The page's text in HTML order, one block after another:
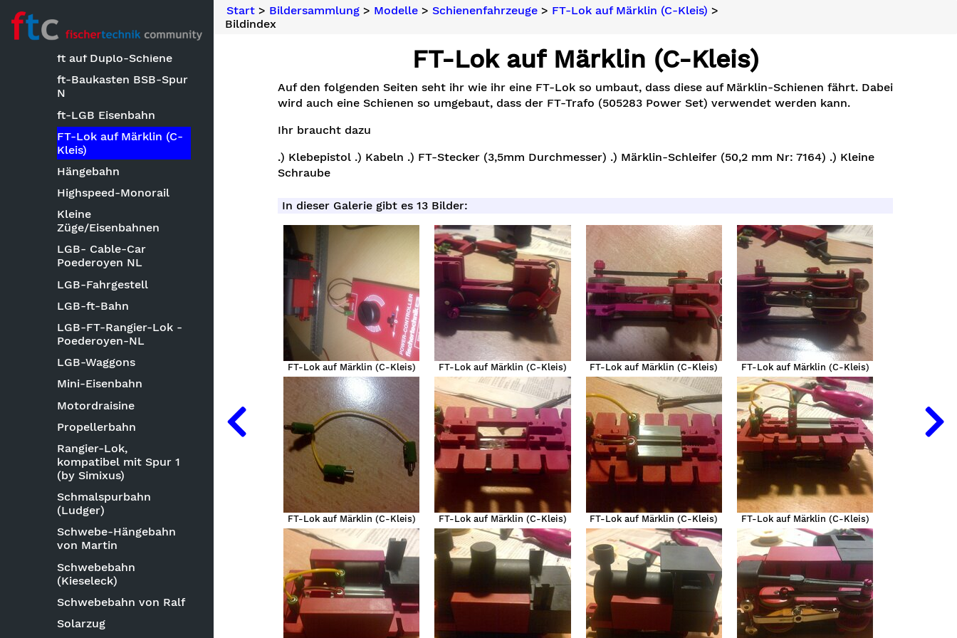
fischertechnik-
Eisenbahn
ft auf Duplo-Schiene
ft-Baukasten BSB-Spur
N
ft-LGB Eisenbahn
FT-Lok auf Märklin (C-
Kleis)
Hängebahn
Highspeed-Monorail
Kleine
Züge/Eisenbahnen
LGB- Cable-Car
Poederoyen NL
LGB-Fahrgestell
LGB-ft-Bahn
LGB-FT-Rangier-Lok -
Poederoyen-NL
LGB-Waggons
Mini-Eisenbahn
Motordraisine
Propellerbahn
Rangier-Lok,
kompatibel mit Spur 1
(by Simixus)
Schmalspurbahn
(Ludger)
Schwebe-Hängebahn
von Martin
Schwebebahn
(Kieseleck)
Schwebebahn von Ralf
Solarzug
Start> Bildersammlung> Modelle> Schienenfahrzeuge> FT-Lok auf Märklin (C-Kleis) >
Bildindex
FT-Lok auf Märklin (C-Kleis)
Auf den folgenden Seiten seht ihr wie ihr eine FT-Lok so umbaut, dass diese auf Märklin-Schienen fährt. Dabei
wird auch eine Schienen so umgebaut, dass der FT-Trafo (505283 Power Set) verwendet werden kann.
Ihr braucht dazu
.) Klebepistol .) Kabeln .) FT-Stecker (3,5mm Durchmesser) .) Märklin-Schleifer (50,2 mm Nr: 7164) .) Kleine
Schraube
In dieser Galerie gibt es 13 Bilder:
FT-Lok auf Märklin (C-Kleis) FT-Lok auf Märklin (C-Kleis) FT-Lok auf Märklin (C-Kleis) FT-Lok auf Märklin (C-Kleis)
FT-Lok auf Märklin (C-Kleis) FT-Lok auf Märklin (C-Kleis) FT-Lok auf Märklin (C-Kleis) FT-Lok auf Märklin (C-Kleis)